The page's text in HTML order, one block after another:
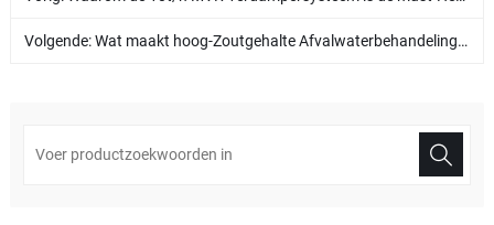
Volgende:Wat maakt hoog-Zoutgehalte Afvalwaterbehandeling moeilijk? Hoe kan een echtenulvloeistoflozing worden bereikt?